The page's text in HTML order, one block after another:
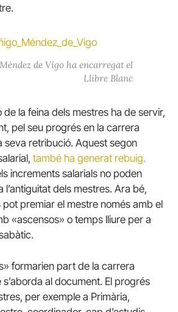
de Vigo ha encarregat el
Llibre Blanc
la feina dels mestres ha de servir,
pel seu progrés en la carrera
seva retribució. Aquest segon
també ha generat rebuig.
increments salarials no poden
l’antiguitat dels mestres. Ara bé,
pot premiar el mestre només amb el
«ascensos» o temps lliure per a
formarien part de la carrera
al document. El progrés
per exemple a Primària,